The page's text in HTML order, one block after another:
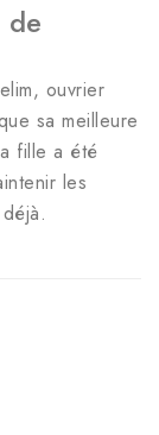
ouvrier
sa meilleure
fille a été
les